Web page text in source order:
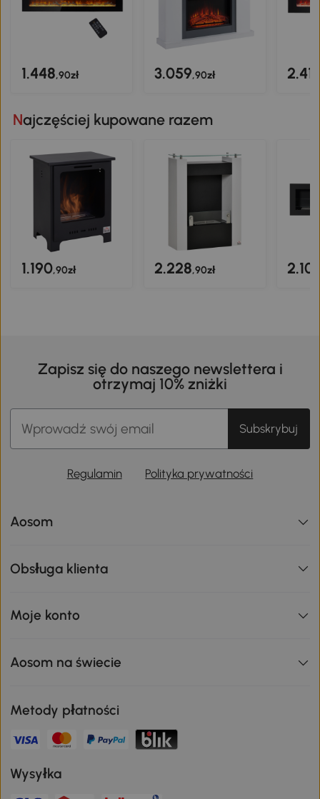
1.448,90zł 3.059,90zł
Najczęściej kupowane razem
1.190,90zł 2.228,90zł
Zapisz się do naszego newslettera i
otrzymaj 10% zniżki
Subskrybuj
Regulamin Polityka prywatności
Aosom
Obsługa klienta
Moje konto
Aosom na świecie
Metody płatności
Wysyłka